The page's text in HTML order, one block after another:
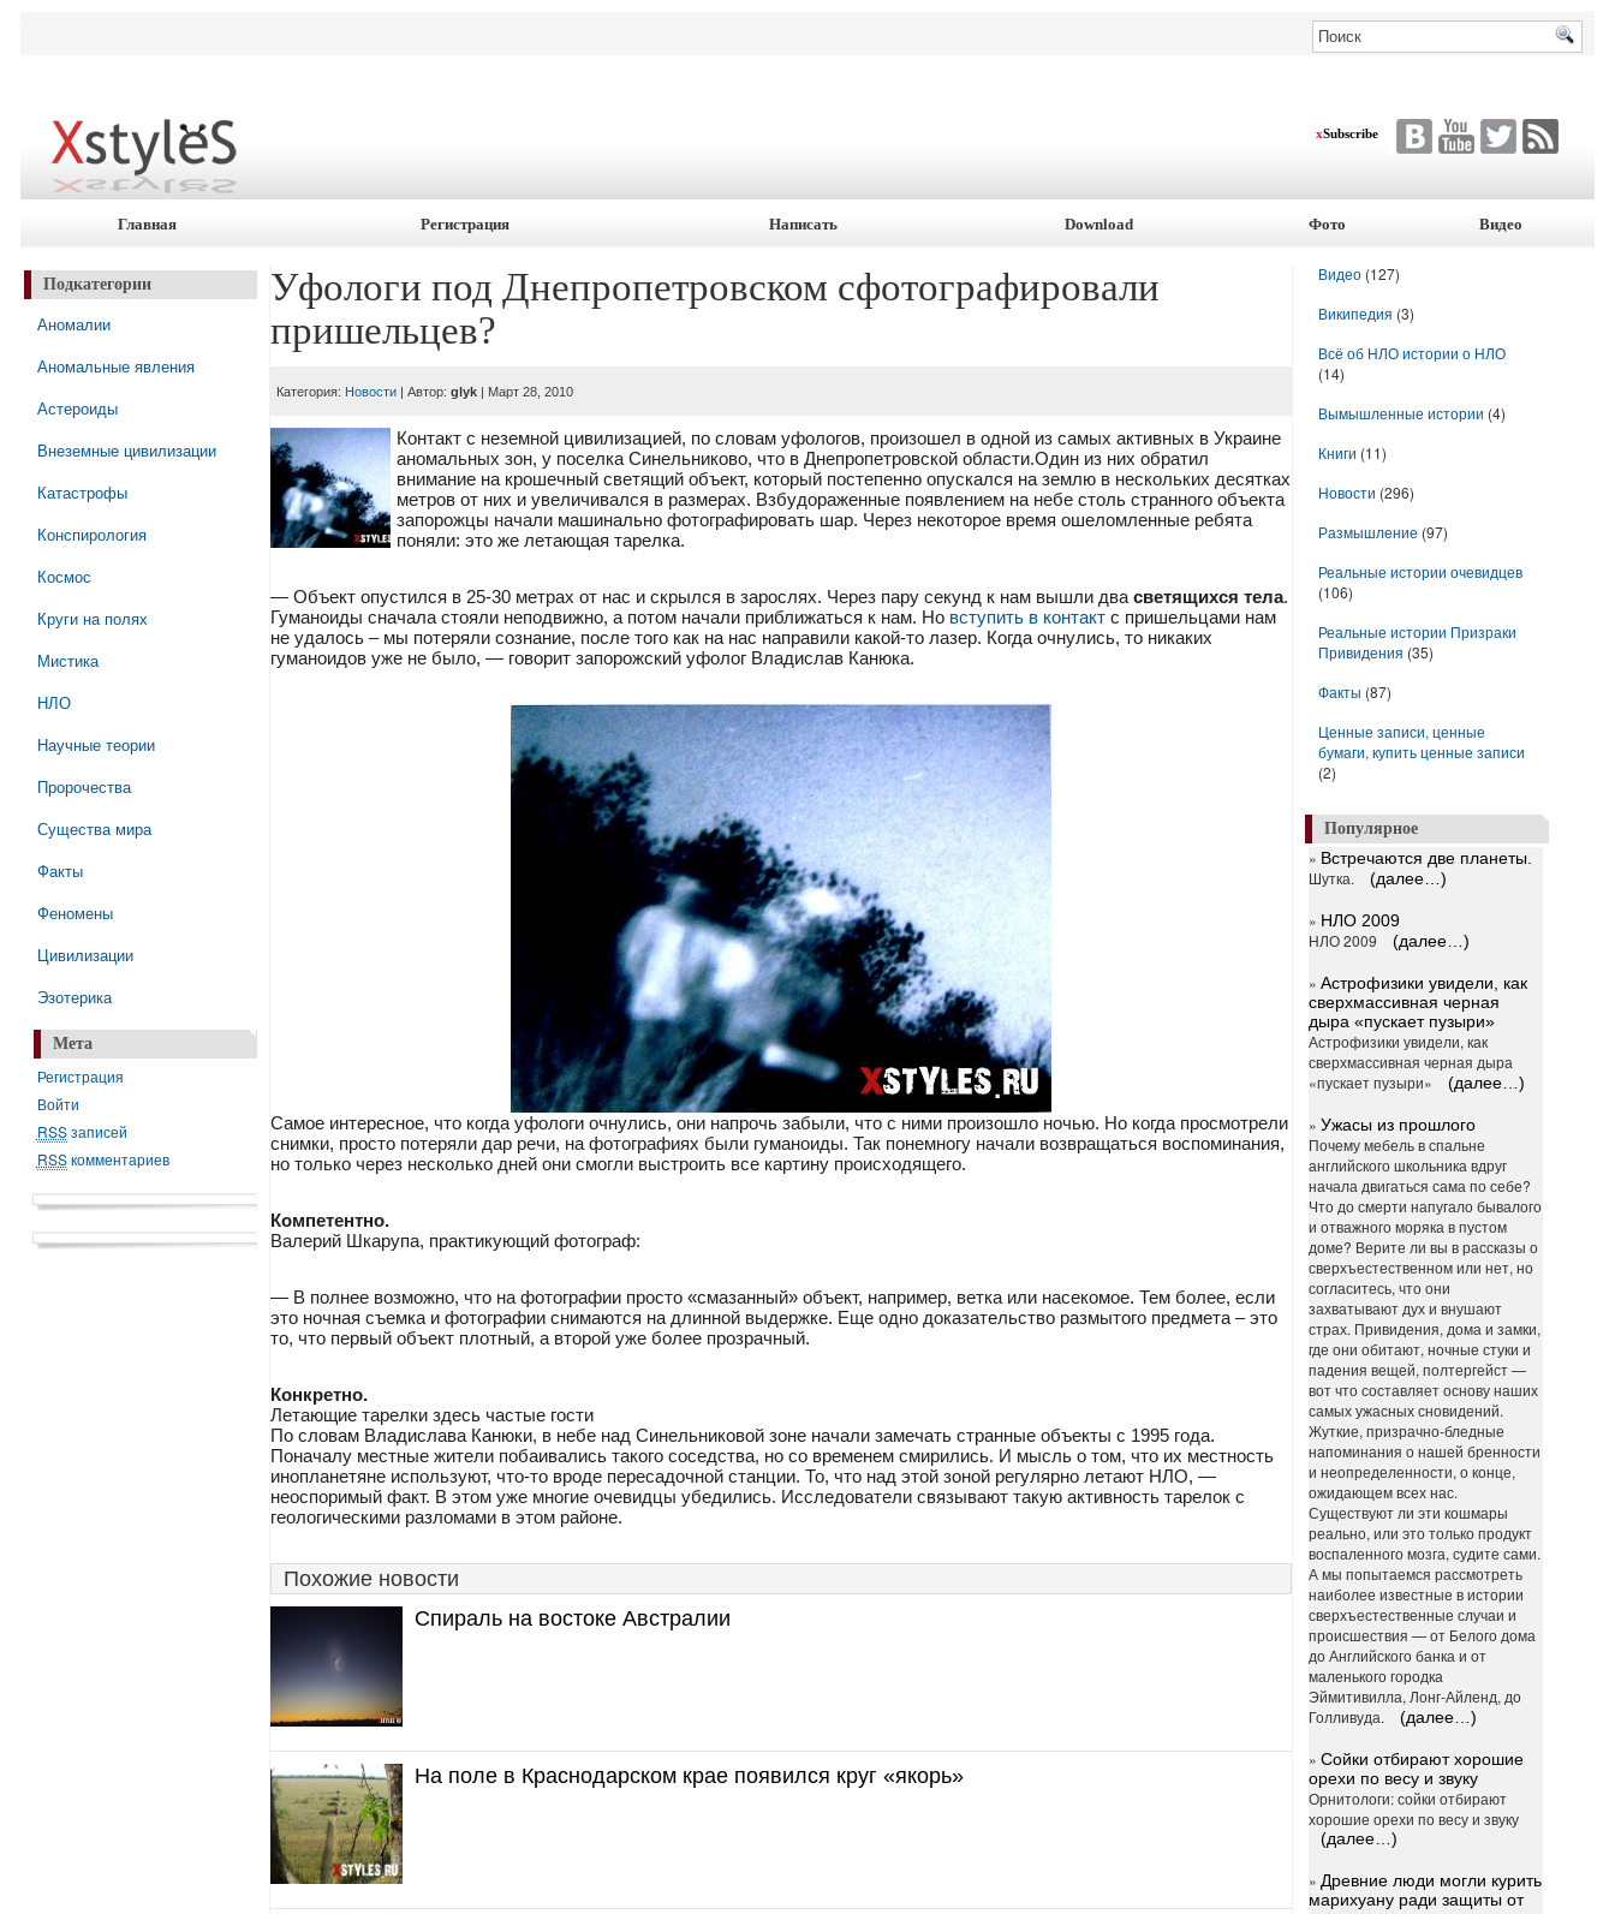
xSubscribe
Главная Регистрация Написать Download Фото Видео
Подкатегории
Аномалии
Аномальные явления
Астероиды
Внеземные цивилизации
Катастрофы
Конспирология
Космос
Круги на полях
Мистика
НЛО
Научные теории
Пророчества
Существа мира
Факты
Феномены
Цивилизации
Эзотерика
Мета
Регистрация
Войти
RSSзаписей
RSSкомментариев
Уфологи под Днепропетровском сфотографировали
пришельцев?
Категория: Новости | Автор:glyk | Март 28, 2010
Контакт с неземной цивилизацией, по словам уфологов, произошел в одной из самых активных в Украине
аномальных зон, у поселка Синельниково, что в Днепропетровской области.Один из них обратил
внимание на крошечный светящий объект, который постепенно опускался на землю в нескольких десятках
метров от них и увеличивался в размерах. Взбудораженные появлением на небе столь странного объекта
запорожцы начали машинально фотографировать шар. Через некоторое время ошеломленные ребята
поняли: это же летающая тарелка.
— Объект опустился в 25-30 метрах от нас и скрылся в зарослях. Через пару секунд к нам вышли двасветящихся тела.
Гуманоиды сначала стояли неподвижно, а потом начали приближаться к нам. Но вступить в контакт с пришельцами нам
не удалось – мы потеряли сознание, после того как на нас направили какой-то лазер. Когда очнулись, то никаких
гуманоидов уже не было, — говорит запорожский уфолог Владислав Канюка.
Самое интересное, что когда уфологи очнулись, они напрочь забыли, что с ними произошло ночью. Но когда просмотрели
снимки, просто потеряли дар речи, на фотографиях были гуманоиды. Так понемногу начали возвращаться воспоминания,
но только через несколько дней они смогли выстроить все картину происходящего.
Компетентно.
Валерий Шкарупа, практикующий фотограф:
— В полнее возможно, что на фотографии просто «смазанный» объект, например, ветка или насекомое. Тем более, если
это ночная съемка и фотографии снимаются на длинной выдержке. Еще одно доказательство размытого предмета – это
то, что первый объект плотный, а второй уже более прозрачный.
Конкретно.
Летающие тарелки здесь частые гости
По словам Владислава Канюки, в небе над Синельниковой зоне начали замечать странные объекты с 1995 года.
Поначалу местные жители побаивались такого соседства, но со временем смирились. И мысль о том, что их местность
инопланетяне используют, что-то вроде пересадочной станции. То, что над этой зоной регулярно летают НЛО, —
неоспоримый факт. В этом уже многие очевидцы убедились. Исследователи связывают такую активность тарелок с
геологическими разломами в этом районе.
Похожие новости
Спираль на востоке Австралии
На поле в Краснодарском крае появился круг «якорь»
Видео (127)
Википедия (3)
Всё об НЛО истории о НЛО
(14)
Вымышленные истории (4)
Книги (11)
Новости (296)
Размышление (97)
Реальные истории очевидцев
(106)
Реальные истории Призраки
Привидения (35)
Факты (87)
Ценные записи, ценные
бумаги, купить ценные записи
(2)
Популярное
» Встречаются две планеты.
Шутка. (далее…)
» НЛО 2009
НЛО 2009 (далее…)
»Астрофизики увидели, как
сверхмассивная черная
дыра «пускает пузыри»
Астрофизики увидели, как
сверхмассивная черная дыра
«пускает пузыри»
(далее…)
»Ужасы из прошлого
Почему мебель в спальне
английского школьника вдруг
начала двигаться сама по себе?
Что до смерти напугало бывалого
и отважного моряка в пустом
доме? Верите ли вы в рассказы о
сверхъестественном или нет, но
согласитесь, что они
захватывают дух и внушают
страх. Привидения, дома и замки,
где они обитают, ночные стуки и
падения вещей, полтергейст —
вот что составляет основу наших
самых ужасных сновидений.
Жуткие, призрачно-бледные
напоминания о нашей бренности
и неопределенности, о конце,
ожидающем всех нас.
Существуют ли эти кошмары
реально, или это только продукт
воспаленного мозга, судите сами.
А мы попытаемся рассмотреть
наиболее известные в истории
сверхъестественные случаи и
происшествия — от Белого дома
до Английского банка и от
маленького городка
Эймитивилла, Лонг-Айленд, до
Голливуда.
(далее…)
»Сойки отбирают хорошие
орехи по весу и звуку
Орнитологи: сойки отбирают
хорошие орехи по весу и звуку
(далее…)
» Древние люди могли курить
марихуану ради защиты от